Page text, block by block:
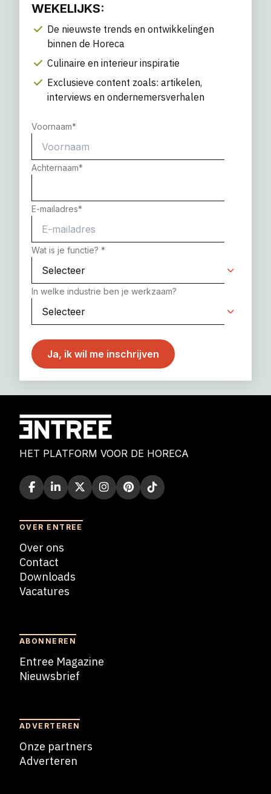
WEKELIJKS:
De nieuwste trends en ontwikkelingen
binnen de Horeca
Culinaire en interieur inspiratie
Exclusieve content zoals: artikelen,
interviews en ondernemersverhalen
Voornaam*
Achternaam*
E-mailadres*
Wat is je functie? *
In welke industrie ben je werkzaam?
HET PLATFORM VOOR DE HORECA
OVER ENTREE
Over ons
Contact
Downloads
Vacatures
ABONNEREN
Entree Magazine
Nieuwsbrief
ADVERTEREN
Onze partners
Adverteren